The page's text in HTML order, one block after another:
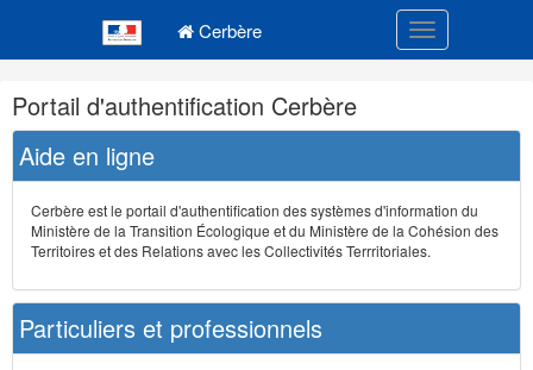
Cerbère Toggle
Navigation
et
outils
annexes
Portail d'authentification Cerbère
Aide en ligne
Cerbère est le portail d'authentification des systèmes d'information du
Ministère de la Transition Écologique et du Ministère de la Cohésion des
Territoires et des Relations avec les Collectivités Terrritoriales.
Particuliers et professionnels